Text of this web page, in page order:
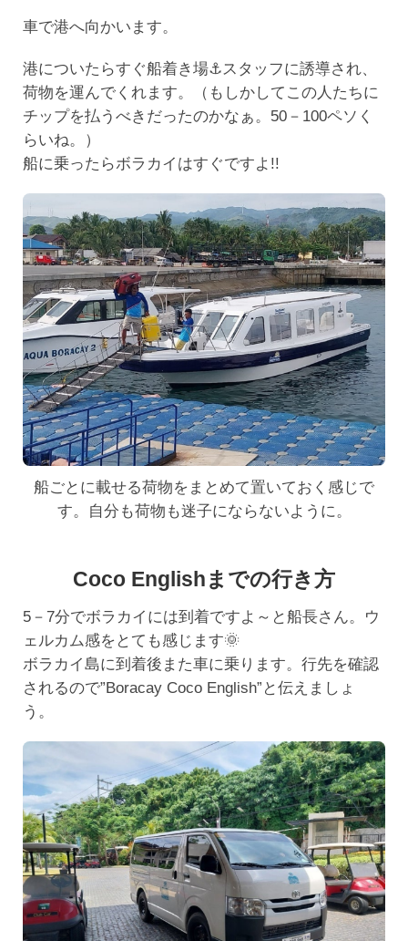
車で港へ向かいます。
港についたらすぐ船着き場⚓スタッフに誘導され、
荷物を運んでくれます。（もしかしてこの人たちに
チップを払うべきだったのかなぁ。50－100ペソく
らいね。）
船に乗ったらボラカイはすぐですよ!!
船ごとに載せる荷物をまとめて置いておく感じで
す。自分も荷物も迷子にならないように。
Coco Englishまでの行き方
5－7分でボラカイには到着ですよ～と船長さん。ウ
ェルカム感をとても感じます🌞
ボラカイ島に到着後また車に乗ります。行先を確認
されるので”Boracay Coco English”と伝えましょ
う。